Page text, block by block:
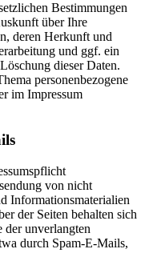
Bestimmungen
über Ihre
deren Herkunft und
und ggf. ein
dieser Daten.
personenbezogene
im Impressum
von nicht
Informationsmaterialien
der Seiten behalten sich
der unverlangten
durch Spam-E-Mails,